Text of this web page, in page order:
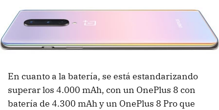
En cuanto a la batería, se está estandarizando
superar los 4.000 mAh, con un OnePlus 8 con
batería de 4.300 mAh y un OnePlus 8 Pro que